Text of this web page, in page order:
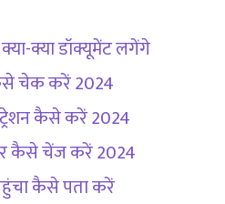
क्या डॉक्यूमेंट लगेंगे
चेक करें 2024
कैसे करें 2024
कैसे चेंज करें 2024
कैसे पता करें